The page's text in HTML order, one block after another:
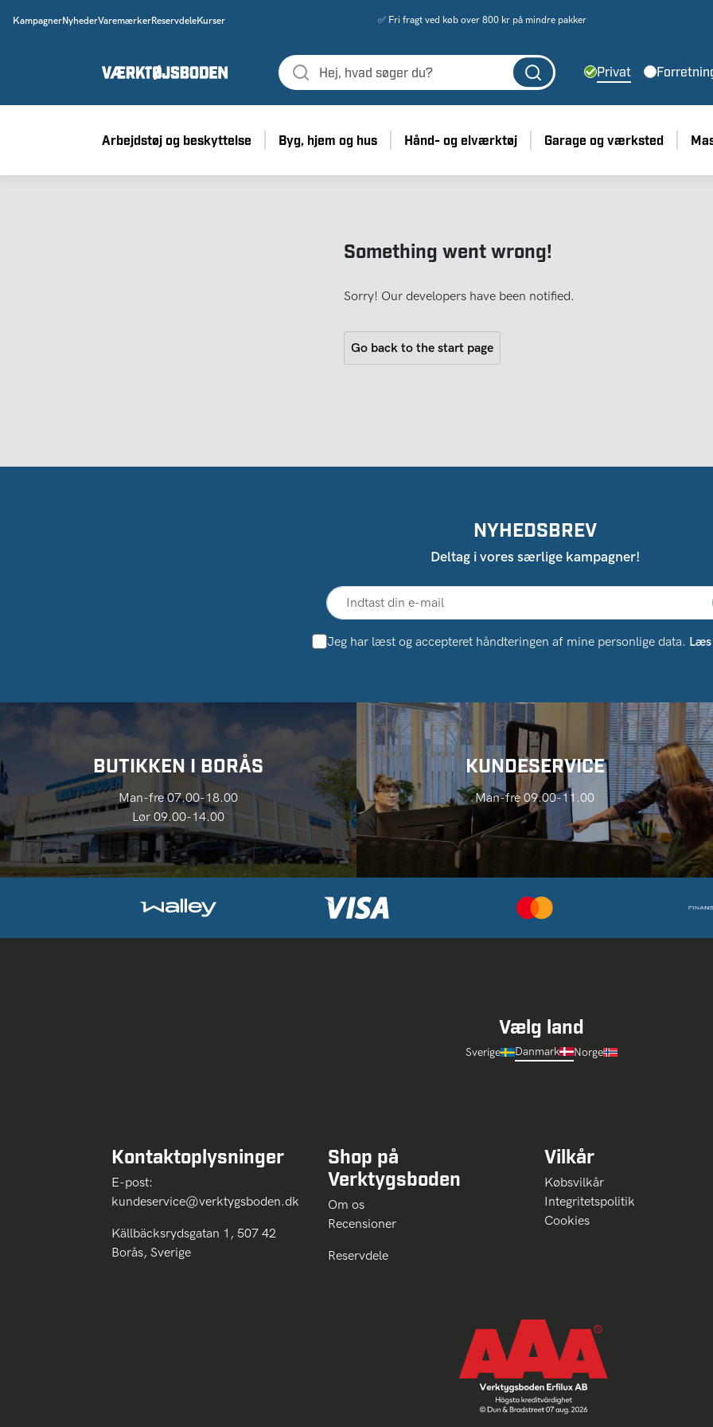
KampagnerNyhederVaremærkerReservdeleKurser ✅ Fri fragt ved køb over 800 kr på mindre pakker
Privat
Arbejdstøj og beskyttelse Byg, hjem og hus Hånd- og elværktøj Garage og værksted
Something went wrong!
Sorry! Our developers have been notified.
Go back to the start page
NYHEDSBREV
Deltag i vores særlige kampagner!
Jeg har læst og accepteret håndteringen af ​​mine personlige data.
BUTIKKEN I BORÅS
Man-fre 07.00-18.00
Lør 09.00-14.00
KUNDESERVICE
Man-fre 09.00-11.00
Vælg land
Sverige Danmark Norge
Kontaktoplysninger
E-post:
kundeservice@verktygsboden.dk
Källbäcksrydsgatan 1, 507 42
Borås, Sverige
Shop på
Verktygsboden
Om os
Recensioner
Reservdele
Vilkår
Købsvilkår
Integritetspolitik
Cookies